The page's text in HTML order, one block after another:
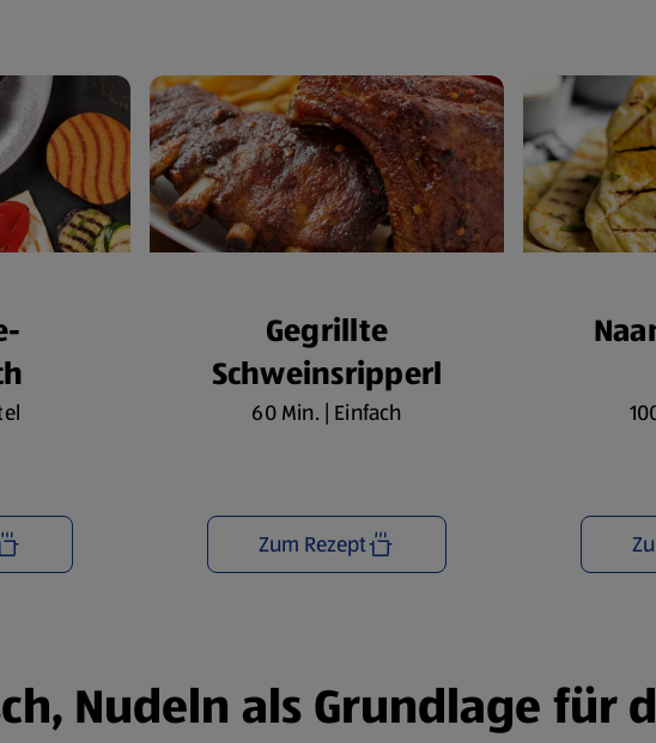
Gegrillte
Schweinsripperl
60 Min. | Einfach
Zum Rezept
Nudeln als Grundlage für